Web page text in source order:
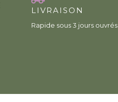
LIVRAISON
Rapide sous 3 jours ouvrés